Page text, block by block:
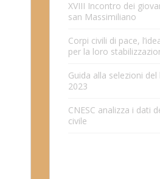
XVIII Incontro dei
san Massimiliano
Corpi civili di pace,
per la loro
Guida alla selezioni
2023
CNESC analizza i dati
civile